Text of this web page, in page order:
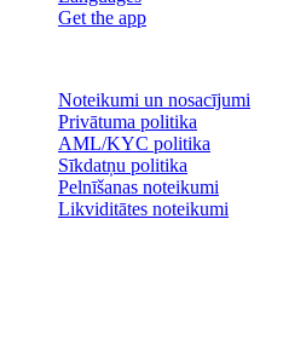
Get the app
Noteikumi un nosacījumi
Privātuma politika
AML/KYC politika
Sīkdatņu politika
Pelnīšanas noteikumi
Likviditātes noteikumi